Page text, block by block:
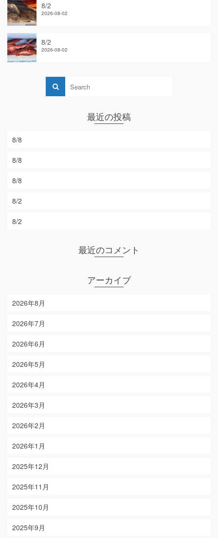
8/2
2026-08-02
8/2
2026-08-02
最近の投稿
8/8
8/8
8/8
8/2
8/2
最近のコメント
アーカイブ
2026年8月
2026年7月
2026年6月
2026年5月
2026年4月
2026年3月
2026年2月
2026年1月
2025年12月
2025年11月
2025年10月
2025年9月